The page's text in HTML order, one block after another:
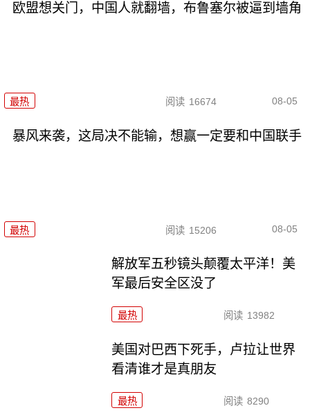
欧盟想关门，中国人就翻墙，布鲁塞尔被逼到墙角
最热 阅读 16674 08-05
暴风来袭，这局决不能输，想赢一定要和中国联手
最热 阅读 15206 08-05
解放军五秒镜头颠覆太平洋！美
军最后安全区没了
最热 阅读 13982
美国对巴西下死手，卢拉让世界
看清谁才是真朋友
最热 阅读 8290